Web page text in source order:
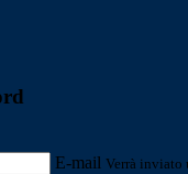
E-mail Verrà inviato